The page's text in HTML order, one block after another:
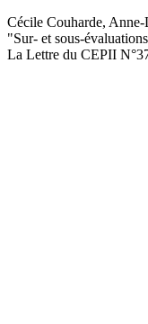
Cécile Couharde,
"Sur- et sous-
La Lettre du CEPII